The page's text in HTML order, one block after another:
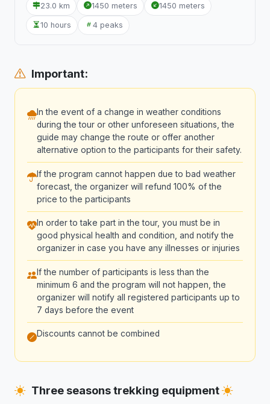
23.0 km 1450 meters 1450 meters
10 hours 4 peaks
Important:
In the event of a change in weather conditions
during the tour or other unforeseen situations, the
guide may change the route or offer another
alternative option to the participants for their safety.
If the program cannot happen due to bad weather
forecast, the organizer will refund 100% of the
price to the participants
In order to take part in the tour, you must be in
good physical health and condition, and notify the
organizer in case you have any illnesses or injuries
If the number of participants is less than the
minimum 6 and the program will not happen, the
organizer will notify all registered participants up to
7 days before the event
Discounts cannot be combined
Three seasons trekking equipment